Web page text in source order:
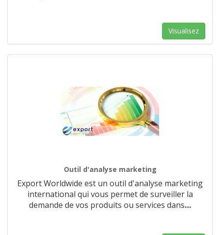
Visualisez
Outil d'analyse marketing
Export Worldwide est un outil d'analyse marketing
international qui vous permet de surveiller la
demande de vos produits ou services dans…